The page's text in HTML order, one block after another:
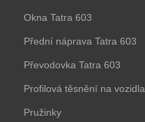
Okna Tatra 603
Přední náprava Tatra 603
Převodovka Tatra 603
Profilová těsnění na vozidla
Tatra 603
Pružinky